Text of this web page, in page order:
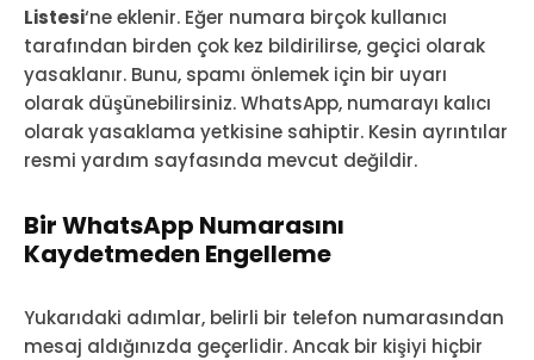
Listesi‘ne eklenir. Eğer numara birçok kullanıcı
tarafından birden çok kez bildirilirse, geçici olarak
yasaklanır. Bunu, spamı önlemek için bir uyarı
olarak düşünebilirsiniz. WhatsApp, numarayı kalıcı
olarak yasaklama yetkisine sahiptir. Kesin ayrıntılar
resmi yardım sayfasında mevcut değildir.
Bir WhatsApp Numarasını
Kaydetmeden Engelleme
Yukarıdaki adımlar, belirli bir telefon numarasından
mesaj aldığınızda geçerlidir. Ancak bir kişiyi hiçbir